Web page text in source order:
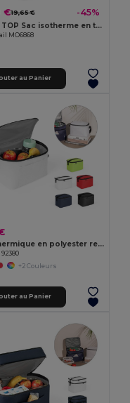
€19,65 € -45%
KECIL TOP Sac isotherme en toile 320 gr/m
MO6868
au Panier
Sac thermique en polyester recyclé 600D avec sangle réglable
+2 Couleurs
au Panier